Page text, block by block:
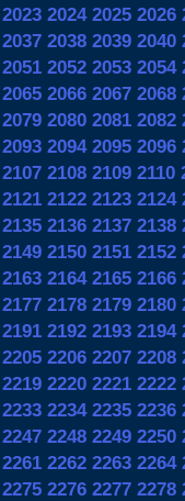
2023 2024 2025 2026
2037 2038 2039 2040
2051 2052 2053 2054
2065 2066 2067 2068
2079 2080 2081 2082
2093 2094 2095 2096
2107 2108 2109 2110
2121 2122 2123 2124
2135 2136 2137 2138
2149 2150 2151 2152
2163 2164 2165 2166
2177 2178 2179 2180
2191 2192 2193 2194
2205 2206 2207 2208
2219 2220 2221 2222
2233 2234 2235 2236
2247 2248 2249 2250
2261 2262 2263 2264
2275 2276 2277 2278